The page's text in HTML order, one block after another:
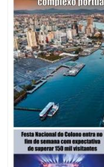
08/08/2026 | 07:00
Saúde de BC abre inscrições
Vigilância Sanitária